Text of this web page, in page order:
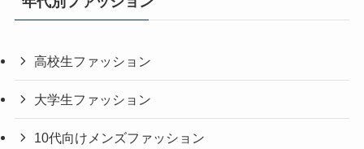
高校生ファッション
大学生ファッション
10代向けメンズファッション